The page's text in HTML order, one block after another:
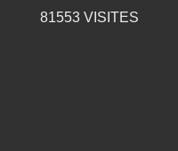
81553VISITES